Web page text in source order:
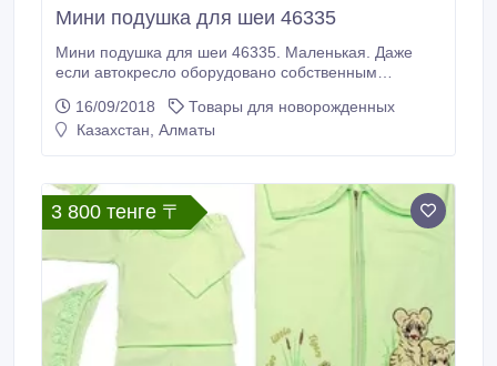
Мини подушка для шеи 46335
Мини подушка для шеи 46335. Маленькая. Даже
если автокресло оборудовано собственным
исключить нагрузку на шейные позвонки, особенно
когда ребенок заснул и расслаблен, практически
16/09/2018
Товары для новорожденных
Казахстан, Алматы
3 800 тенге 〒